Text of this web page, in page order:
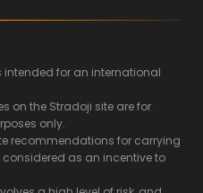
intended for an international
on the Stradoji site are for
only.
recommendations for carrying
as an incentive to